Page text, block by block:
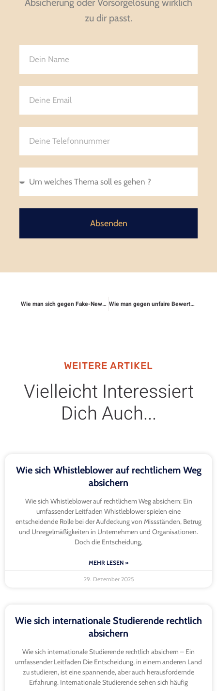
zu dir passt.
Absenden
Wie man sich gegen Fake-News-Kampagnen schützt Wie man gegen unfaire Bewertungen im Internet vorgehen kann
WEITERE ARTIKEL
Vielleicht Interessiert
Dich Auch...
Wie sich Whistleblower auf rechtlichem Weg
absichern
Wie sich Whistleblower auf rechtlichem Weg absichern: Ein
umfassender Leitfaden Whistleblower spielen eine
entscheidende Rolle bei der Aufdeckung von Missständen, Betrug
und Unregelmäßigkeiten in Unternehmen und Organisationen.
Doch die Entscheidung,
MEHR LESEN »
29. Dezember 2025
Wie sich internationale Studierende rechtlich
absichern
Wie sich internationale Studierende rechtlich absichern – Ein
umfassender Leitfaden Die Entscheidung, in einem anderen Land
zu studieren, ist eine spannende, aber auch herausfordernde
Erfahrung. Internationale Studierende sehen sich häufig